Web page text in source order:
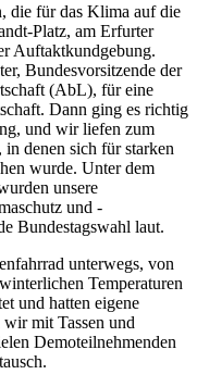
die für das Klima auf die
Platz, am Erfurter
Auftaktkundgebung.
Bundesvorsitzende der
(AbL), für eine
Dann ging es richtig
und wir liefen zum
denen sich für starken
wurde. Unter dem
unsere
und -
Bundestagswahl laut.
unterwegs, von
Temperaturen
und hatten eigene
mit Tassen und
Demoteilnehmenden